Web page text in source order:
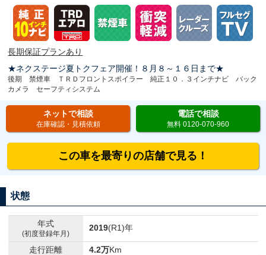
長期保証プランあり
★ネクステージ夏トクフェア開催！８月８～１６日まで★
後期 禁煙車 ＴＲＤフロントスポイラー 純正１０．３インチナビ バック
カメラ セーフティシステム
ネットで相談
在庫確認・見積依頼
電話で相談
無料 0120-070-960
この車を最寄りの店舗で見る！
状態
年式
(初度登録年月)
2019(R1)年
走行距離 4.2万Km